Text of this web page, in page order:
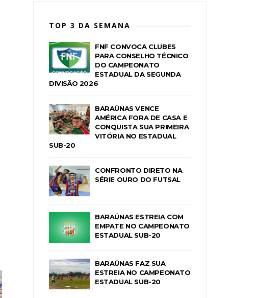
TOP 3 DA SEMANA
FNF CONVOCA CLUBES
PARA CONSELHO TÉCNICO
DO CAMPEONATO
ESTADUAL DA SEGUNDA
DIVISÃO 2026
BARAÚNAS VENCE
AMÉRICA FORA DE CASA E
CONQUISTA SUA PRIMEIRA
VITÓRIA NO ESTADUAL
SUB-20
CONFRONTO DIRETO NA
SÉRIE OURO DO FUTSAL
BARAÚNAS ESTREIA COM
EMPATE NO CAMPEONATO
ESTADUAL SUB-20
BARAÚNAS FAZ SUA
ESTREIA NO CAMPEONATO
ESTADUAL SUB-20